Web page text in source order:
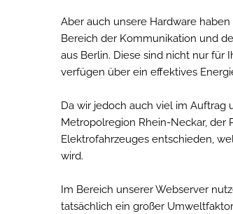
Aber auch unsere Hardware
Bereich der Kommunikation und
aus Berlin. Diese sind nicht nur für
verfügen über ein effektives
Da wir jedoch auch viel im
Metropolregion Rhein-Neckar, der
Elektrofahrzeuges entschieden,
wird.
Im Bereich unserer Webserver
tatsächlich ein großer